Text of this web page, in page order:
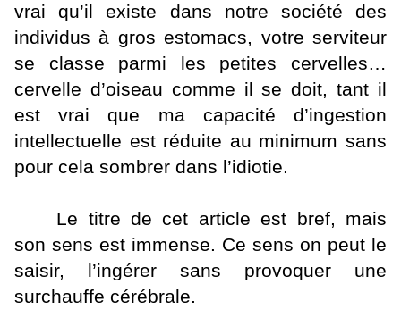
vrai qu’il existe dans notre société des
individus à gros estomacs, votre serviteur
se classe parmi les petites cervelles…
cervelle d’oiseau comme il se doit, tant il
est vrai que ma capacité d’ingestion
intellectuelle est réduite au minimum sans
pour cela sombrer dans l’idiotie.
Le titre de cet article est bref, mais
son sens est immense. Ce sens on peut le
saisir, l’ingérer sans provoquer une
surchauffe cérébrale.